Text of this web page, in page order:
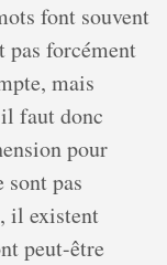
font souvent
pas forcément
mais
faut donc
pour
pas
il existent
peut-être